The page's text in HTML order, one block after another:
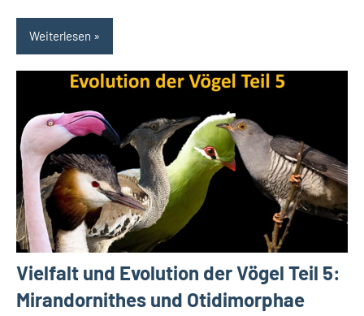
Weiterlesen
Vielfalt und Evolution der Vögel Teil 5:
Mirandornithes und Otidimorphae